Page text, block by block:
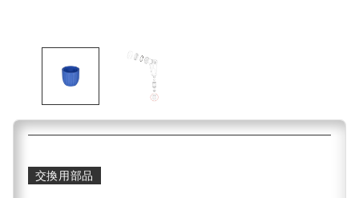
交換用部品